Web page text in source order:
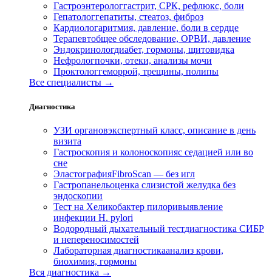
Гастроэнтерологгастрит, СРК, рефлюкс, боли
Гепатологгепатиты, стеатоз, фиброз
Кардиологаритмия, давление, боли в сердце
Терапевтобщее обследование, ОРВИ, давление
Эндокринологдиабет, гормоны, щитовидка
Нефрологпочки, отеки, анализы мочи
Проктологгеморрой, трещины, полипы
Все специалисты →
Диагностика
УЗИ органовэкспертный класс, описание в день
визита
Гастроскопия и колоноскопияс седацией или во
сне
ЭластографияFibroScan — без игл
Гастропанельоценка слизистой желудка без
эндоскопии
Тест на Хеликобактер пилоривыявление
инфекции H. pylori
Водородный дыхательный тестдиагностика СИБР
и непереносимостей
Лабораторная диагностикаанализ крови,
биохимия, гормоны
Вся диагностика →